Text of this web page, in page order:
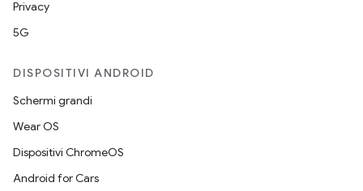
Privacy
5G
DISPOSITIVI ANDROID
Schermi grandi
Wear OS
Dispositivi ChromeOS
Android for Cars